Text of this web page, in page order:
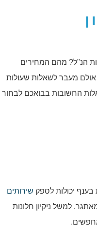
הנ"ל? מהם המחירים
מעבר לשאלות שעולות
החשובות בבואכם לבחור
יכולות לספק שירותים
למשל ניקיון חלונות